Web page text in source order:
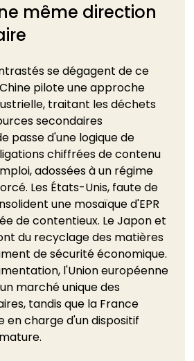
même direction
se dégagent de ce
pilote une approche
traitant les déchets
secondaires
passe d'une logique de
chiffrées de contenu
adossées à un régime
Les États-Unis, faute de
une mosaïque d'EPR
de contentieux. Le Japon et
du recyclage des matières
de sécurité économique.
l'Union européenne
marché unique des
tandis que la France
en charge d'un dispositif